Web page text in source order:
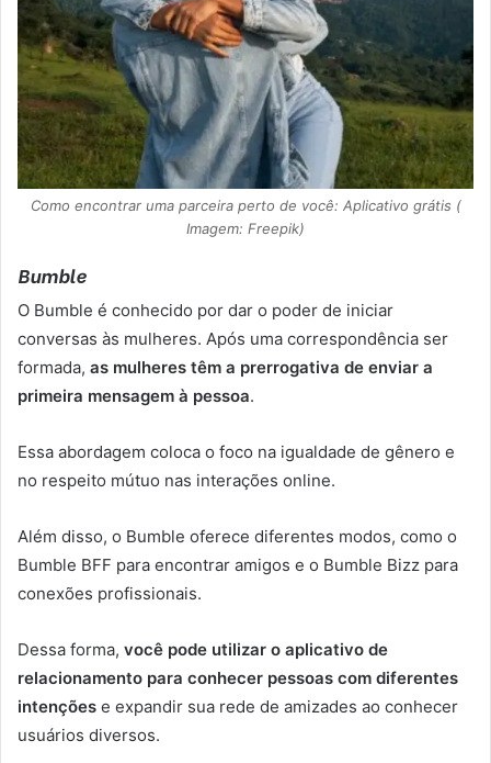
Como encontrar uma parceira perto de você: Aplicativo grátis (
Imagem: Freepik)
Bumble
O Bumble é conhecido por dar o poder de iniciar
conversas às mulheres. Após uma correspondência ser
formada, as mulheres têm a prerrogativa de enviar a
primeira mensagem à pessoa.
Essa abordagem coloca o foco na igualdade de gênero e
no respeito mútuo nas interações online.
Além disso, o Bumble oferece diferentes modos, como o
Bumble BFF para encontrar amigos e o Bumble Bizz para
conexões profissionais.
Dessa forma, você pode utilizar o aplicativo de
relacionamento para conhecer pessoas com diferentes
intenções e expandir sua rede de amizades ao conhecer
usuários diversos.